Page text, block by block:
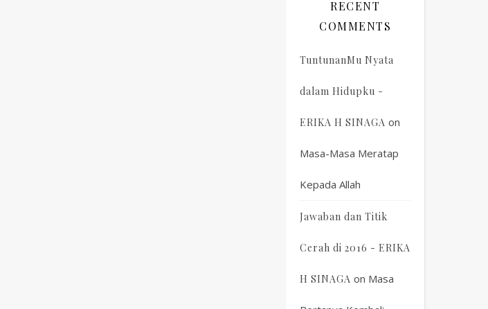
RECENT
COMMENTS
TuntunanMu Nyata
dalam Hidupku -
ERIKA H SINAGA on
Masa-Masa Meratap
Kepada Allah
Jawaban dan Titik
Cerah di 2016 - ERIKA
H SINAGA on Masa